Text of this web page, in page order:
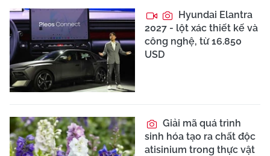
Hyundai Elantra
2027 - lột xác thiết kế và
công nghệ, từ 16.850
USD
Giải mã quá trình
sinh hóa tạo ra chất độc
atisinium trong thực vật